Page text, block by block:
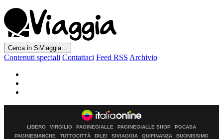
Cerca in SiViaggia...
Contenuti speciali Contattaci Feed RSS Archivio
LIBERO VIRGILIO PAGINEGIALLE PAGINEGIALLE SHOP
PGCASA
PAGINEBIANCHE
TUTTOCITTÀ DILEI SIVIAGGIA QUIFINANZA
BUONISSIMO